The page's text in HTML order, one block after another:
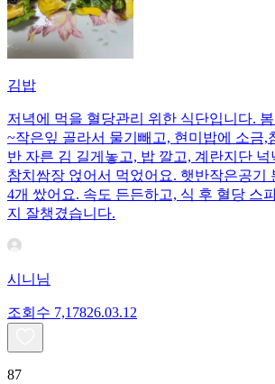
김밥
저녁에 먹을 혈당관리 위한 식단입니다.
~작은잎 골라서 물기빼고, 현미밥에 소금,
반 자른 김 길게놓고, 밥 깔고, 계란지단
참치쌈장 얹어서 먹었어요. 햇반작은공기
4개 쌌어요. 속도 든든하고, 식 후 혈당 스
지 잘챙겼습니다.
시니님
조회수 7,17826.03.12
87